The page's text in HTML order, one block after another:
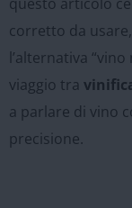
corretto da
l’alternativa
viaggio tra
a parlare di vino
precisione.